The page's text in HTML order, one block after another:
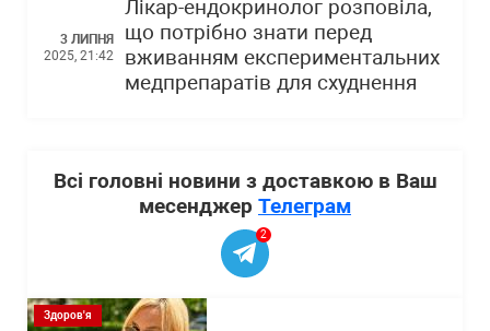
3 ЛИПНЯ
2025, 21:42
Лікар-ендокринолог розповіла,
що потрібно знати перед
вживанням експериментальних
медпрепаратів для схуднення
Всі головні новини з доставкою в Ваш
месенджер Телеграм
2
Здоров'я